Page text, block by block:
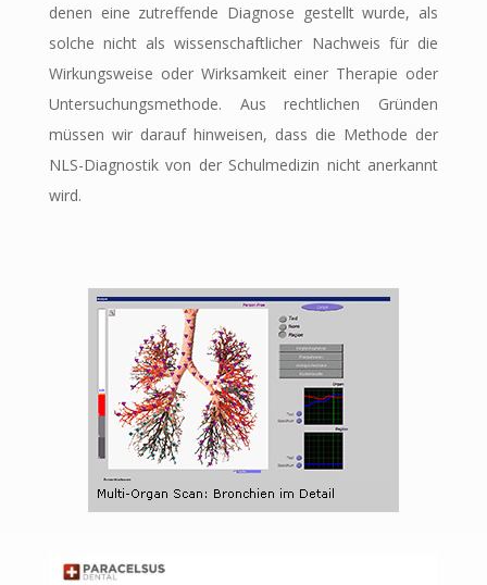
denen eine zutreffende Diagnose gestellt wurde, als
solche nicht als wissenschaftlicher Nachweis für die
Wirkungsweise oder Wirksamkeit einer Therapie oder
Untersuchungsmethode. Aus rechtlichen Gründen
müssen wir darauf hinweisen, dass die Methode der
NLS-Diagnostik von der Schulmedizin nicht anerkannt
wird.